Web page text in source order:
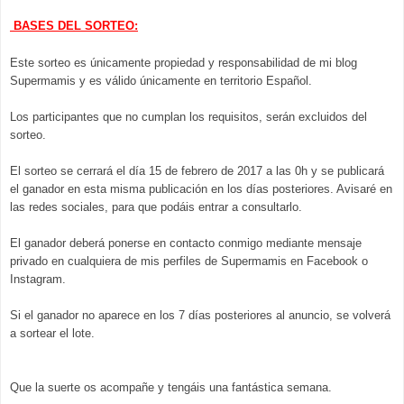
BASES DEL SORTEO:
Este sorteo es únicamente propiedad y responsabilidad de mi blog
Supermamis y es válido únicamente en territorio Español.
Los participantes que no cumplan los requisitos, serán excluidos del
sorteo.
El sorteo se cerrará el día 15 de febrero de 2017 a las 0h y se publicará
el ganador en esta misma publicación en los días posteriores. Avisaré en
las redes sociales, para que podáis entrar a consultarlo.
El ganador deberá ponerse en contacto conmigo mediante mensaje
privado en cualquiera de mis perfiles de Supermamis en Facebook o
Instagram.
Si el ganador no aparece en los 7 días posteriores al anuncio, se volverá
a sortear el lote.
Que la suerte os acompañe y tengáis una fantástica semana.